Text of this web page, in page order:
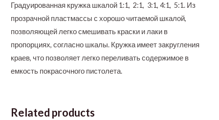
Градуированная кружка шкалой 1:1, 2:1, 3:1, 4:1, 5:1. Из
прозрачной пластмассы с хорошо читаемой шкалой,
позволяющей легко смешивать краски и лаки в
пропорциях, согласно шкалы. Кружка имеет закругления
краев, что позволяет легко переливать содержимое в
емкость покрасочного пистолета.
Related products